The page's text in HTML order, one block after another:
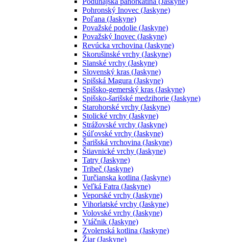
Pohronský Inovec (Jaskyne)
Poľana (Jaskyne)
Považské podolie (Jaskyne)
Považský Inovec (Jaskyne)
Revúcka vrchovina (Jaskyne)
Skorušinské vrchy (Jaskyne)
Slanské vrchy (Jaskyne)
Slovenský kras (Jaskyne)
Spišská Magura (Jaskyne)
Spišsko-gemerský kras (Jaskyne)
Spišsko-šarišské medzihorie (Jaskyne)
Starohorské vrchy (Jaskyne)
Stolické vrchy (Jaskyne)
Strážovské vrchy (Jaskyne)
Súľovské vrchy (Jaskyne)
Šarišská vrchovina (Jaskyne)
Štiavnické vrchy (Jaskyne)
Tatry (Jaskyne)
Tribeč (Jaskyne)
Turčianska kotlina (Jaskyne)
Veľká Fatra (Jaskyne)
Veporské vrchy (Jaskyne)
Vihorlatské vrchy (Jaskyne)
Volovské vrchy (Jaskyne)
Vtáčnik (Jaskyne)
Zvolenská kotlina (Jaskyne)
Žiar (Jaskyne)